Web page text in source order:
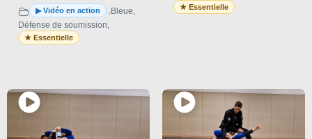
,Bleue,
Défense de soumission,